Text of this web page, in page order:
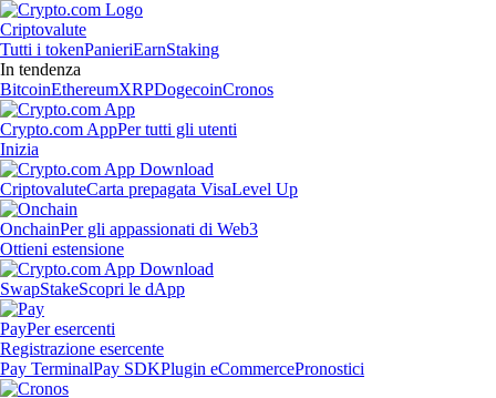
Criptovalute
Tutti i tokenPanieriEarnStaking
In tendenza
BitcoinEthereumXRPDogecoinCronos
Crypto.com AppPer tutti gli utenti
Inizia
CriptovaluteCarta prepagata VisaLevel Up
OnchainPer gli appassionati di Web3
Ottieni estensione
SwapStakeScopri le dApp
PayPer esercenti
Registrazione esercente
Pay TerminalPay SDKPlugin eCommercePronostici